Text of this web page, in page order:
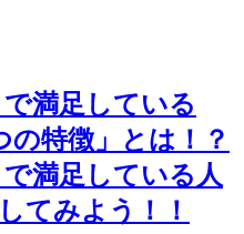
満足している
の特徴」とは！？
満足している人
てみよう！！